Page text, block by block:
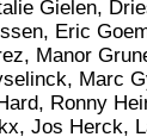
Gielen,
Eric
Manor
Marc
Ronny
Jos Herck,